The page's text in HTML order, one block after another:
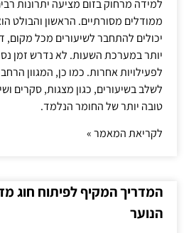
למידה מרחוק בזום מציעה יתרונות
ממודלים מסורתיים. הראשון והבולט
יכולים להתחבר לשיעורים מכל
יותר במערכת השעות. לא נדרש זמן
לפעילויות אחרות. כמו כן, המגוון
לשלב בשיעורים, כגון מצגות, סקרים
טובה יותר של החומר הנלמד.
לקריאת המאמר »
המדריך המקיף לפיתוח חוג
הנוער